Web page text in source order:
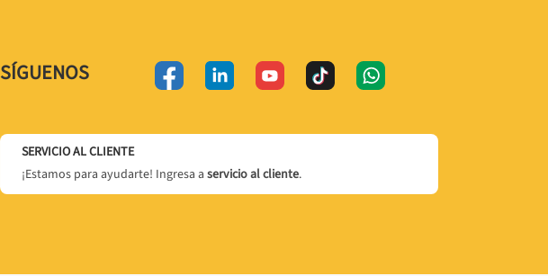
SÍGUENOS
SERVICIO AL CLIENTE
¡Estamos para ayudarte! Ingresa a servicio al cliente.